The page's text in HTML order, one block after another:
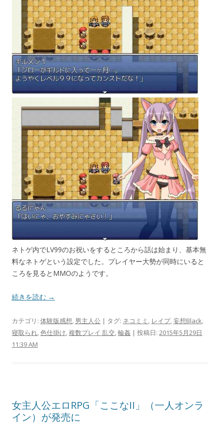
ネトゲ内でLV99のお祝いをするところから話は始まり、基本無
料なネトゲという設定でした。プレイヤー大勢が同時にいると
ころを見るとMMOのようです。
続きを読む →
カテゴリ: 体験版感想 男主人公 | タグ: ネコミミ レイプ, 妄想Black
寝取られ 色仕掛け 複数プレイ 乱交 輪姦 | 投稿日: 2015年5月29日
11:39 AM
女主人公エロRPG「ここなII」（一人オンラ
イン）が発売に